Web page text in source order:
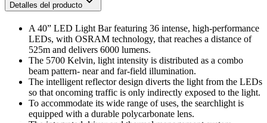
Detalles del producto
A 40” LED Light Bar featuring 36 intense, high-performance
LEDs, with OSRAM technology, that reaches a distance of
525m and delivers 6000 lumens.
The 5700 Kelvin, light intensity is distributed as a combo
beam pattern- near and far-field illumination.
The intelligent reflector design diverts the light from the LEDs
so that oncoming traffic is only indirectly exposed to the light.
To accommodate its wide range of uses, the searchlight is
equipped with a durable polycarbonate lens.